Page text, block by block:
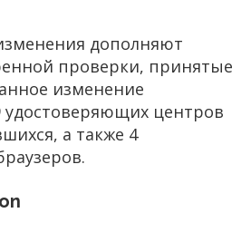
дополняют
проверки, принятые
изменение
удостоверяющих центров
а также 4